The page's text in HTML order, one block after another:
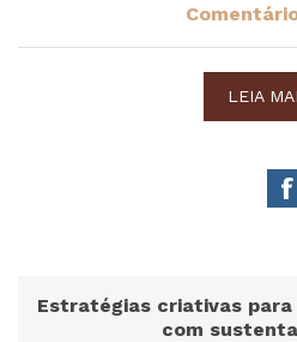
LEIA
Estratégias criativas
com